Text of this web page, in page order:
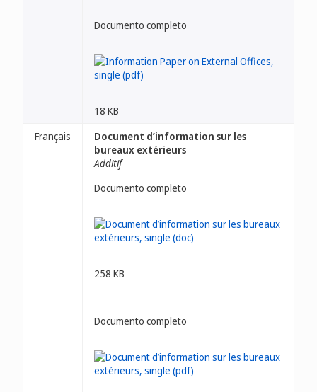
Documento completo
18 KB
Français
Document d’information sur les
bureaux extérieurs
Additif
Documento completo
258 KB
Documento completo